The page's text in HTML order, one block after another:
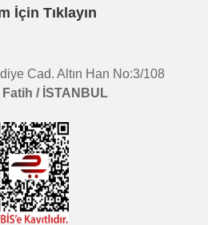
İçin Tıklayın
Cad. Altın Han No:3/108
/ İSTANBUL